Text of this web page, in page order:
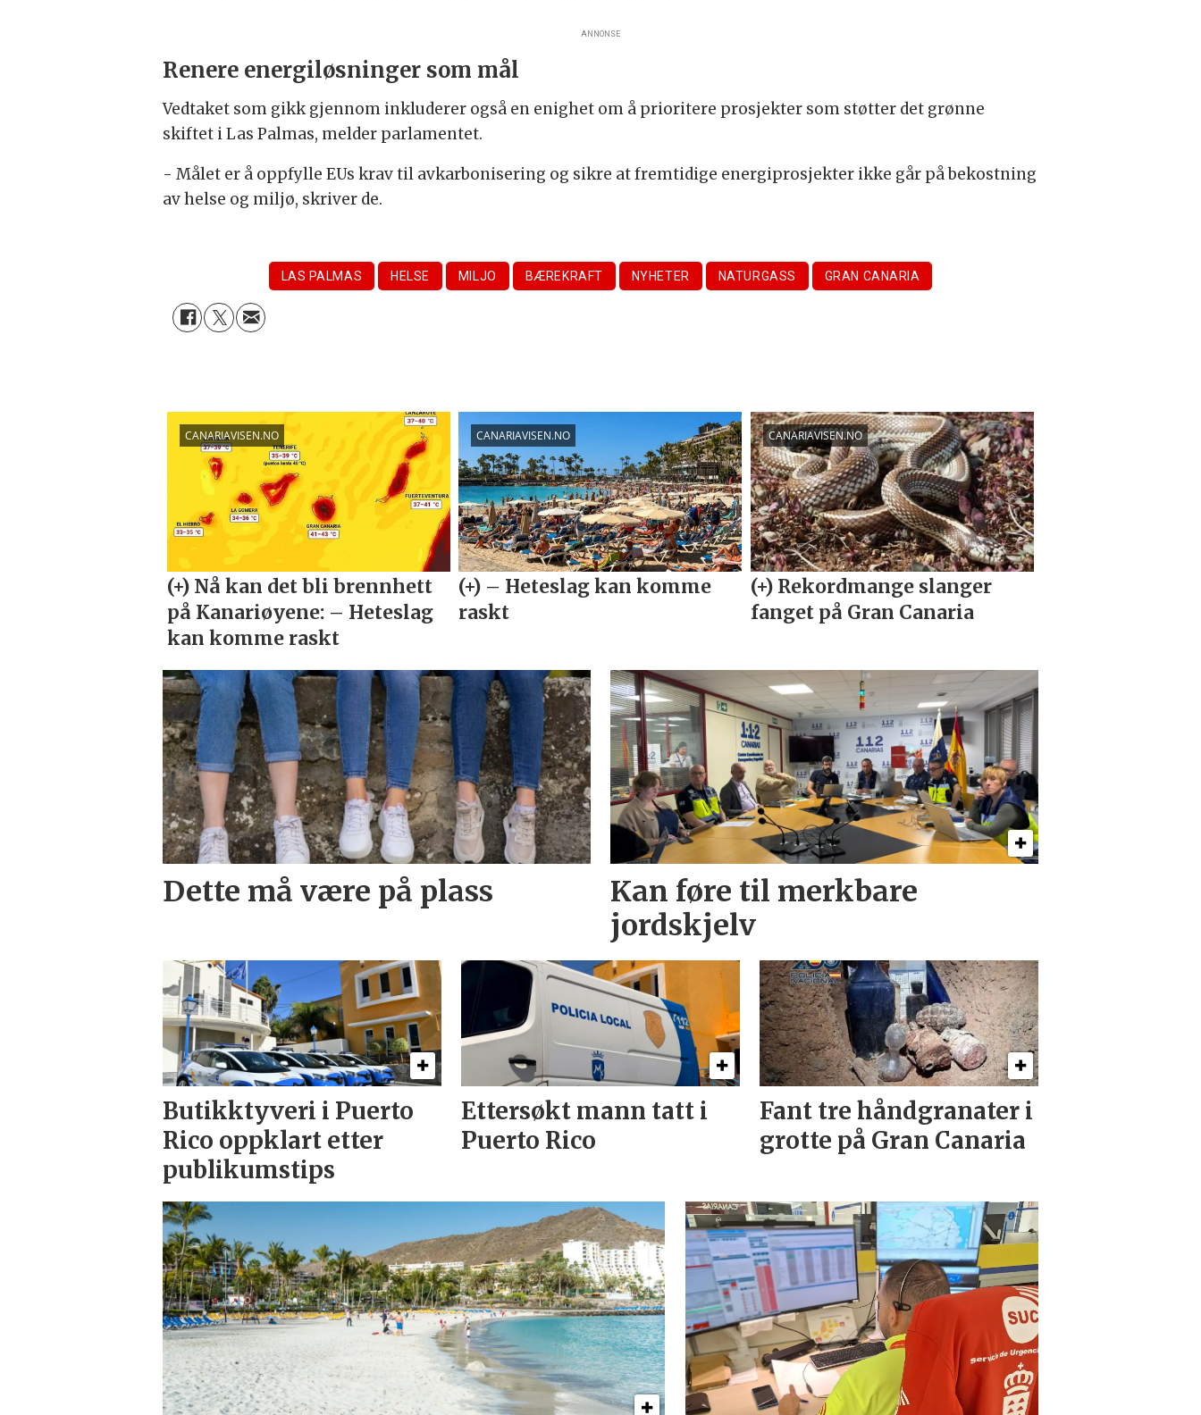
ANNONSE
Renere energiløsninger som mål
Vedtaket som gikk gjennom inkluderer også en enighet om å prioritere prosjekter som støtter det grønne
skiftet i Las Palmas, melder parlamentet.
- Målet er å oppfylle EUs krav til avkarbonisering og sikre at fremtidige energiprosjekter ikke går på bekostning
av helse og miljø, skriver de.
LAS PALMAS HELSE MILJO BÆREKRAFT NYHETER NATURGASS GRAN CANARIA
Dette må være på plass
Kan føre til merkbare
jordskjelv
Butikktyveri i Puerto
Rico oppklart etter
publikumstips
Ettersøkt mann tatt i
Puerto Rico
Fant tre håndgranater i
grotte på Gran Canaria